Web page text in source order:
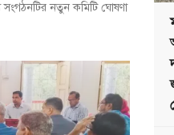
নতুন কমিটি ঘোষণা